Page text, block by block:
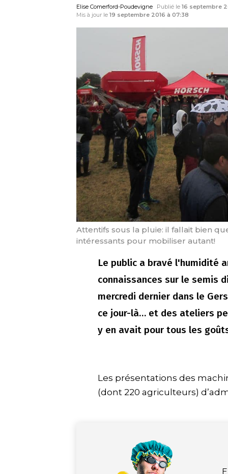
Elise Comerford-Poudevigne Publié le 16 septembre
Mis à jour le 19 septembre 2016 à 07:38
Attentifs sous la pluie: il fallait bien
intéressants pour mobiliser autant!
Le public a bravé l'humidité
connaissances sur le semis
mercredi dernier dans le
ce jour-là… et des ateliers
y en avait pour tous les
Les présentations des
(dont 220 agriculteurs)